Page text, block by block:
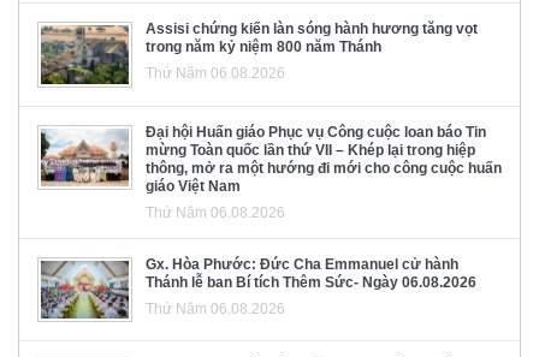
Assisi chứng kiến làn sóng hành hương tăng vọt
trong năm kỷ niệm 800 năm Thánh
Thứ Năm 06.08.2026
Đại hội Huấn giáo Phục vụ Công cuộc loan báo Tin
mừng Toàn quốc lần thứ VII – Khép lại trong hiệp
thông, mở ra một hướng đi mới cho công cuộc huấn
giáo Việt Nam
Thứ Năm 06.08.2026
Gx. Hòa Phước: Đức Cha Emmanuel cử hành
Thánh lễ ban Bí tích Thêm Sức- Ngày 06.08.2026
Thứ Năm 06.08.2026